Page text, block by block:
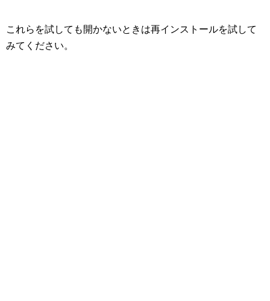
これらを試しても開かないときは再インストールを試して
みてください。